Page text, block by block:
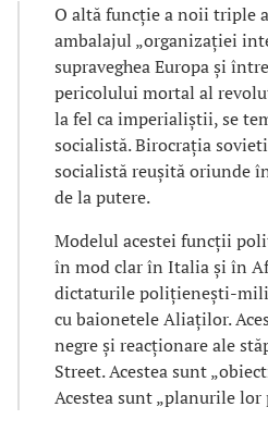
O altă funcție a noii triple
ambalajul „organizației
supraveghea Europa și
pericolului mortal al
la fel ca imperialiștii, se
socialistă. Birocrația
socialistă reușită oriunde
de la putere.
Modelul acestei funcții
în mod clar în Italia și în
dictaturile polițienești-
cu baionetele Aliaților.
negre și reacționare ale
Street. Acestea sunt
Acestea sunt „planurile lor